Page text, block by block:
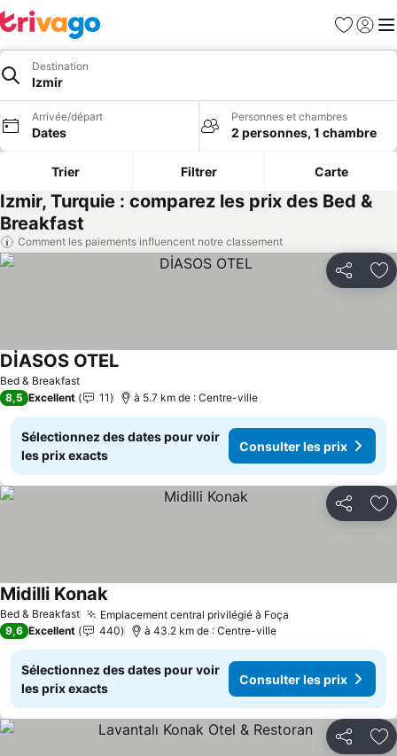
Favoris
Se
Destination
Izmir
Arrivée/départ
Dates
Personnes et chambres
2 personnes, 1 chambre
Trier Filtrer Carte
Izmir, Turquie : comparez les prix des Bed &
Breakfast
Comment les paiements influencent notre classement
Partager
Bed & Breakfast
DİASOS OTEL
8,5 Excellent 11 à 5.7 km de : Centre-ville
Sélectionnez des dates pour voir
les prix exacts
Consulter les prix
Partager
Bed & Breakfast Emplacement central privilégié à Foça
Midilli Konak
9,6 Excellent 440 à 43.2 km de : Centre-ville
Sélectionnez des dates pour voir
les prix exacts
Consulter les prix
Partager